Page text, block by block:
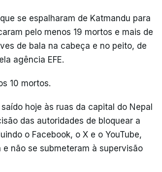
se espalharam de Katmandu para
pelo menos 19 mortos e mais de
de bala na cabeça e no peito, de
agência EFE.
10 mortos.
hoje às ruas da capital do Nepal
das autoridades de bloquear a
o Facebook, o X e o YouTube,
não se submeteram à supervisão